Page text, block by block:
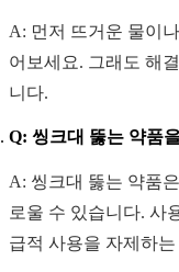
A: 먼저 뜨거운 물이
어보세요. 그래도 해
니다.
Q: 씽크대 뚫는 약품
A: 씽크대 뚫는 약품
로울 수 있습니다. 사
급적 사용을 자제하